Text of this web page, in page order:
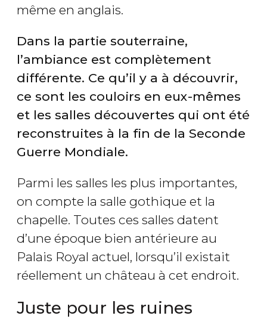
même en anglais.
Dans la partie souterraine,
l’ambiance est complètement
différente. Ce qu’il y a à découvrir,
ce sont les couloirs en eux-mêmes
et les salles découvertes qui ont été
reconstruites à la fin de la Seconde
Guerre Mondiale.
Parmi les salles les plus importantes,
on compte la salle gothique et la
chapelle. Toutes ces salles datent
d’une époque bien antérieure au
Palais Royal actuel, lorsqu’il existait
réellement un château à cet endroit.
Juste pour les ruines